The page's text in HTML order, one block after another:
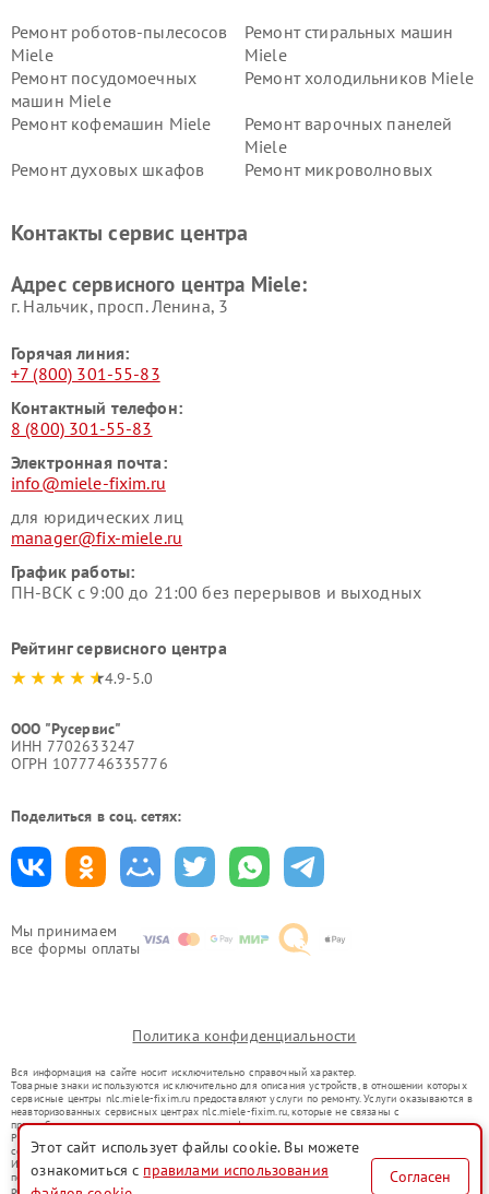
Мы принимаем
все формы оплаты
Ремонт роботов-пылесосов
Miele
Ремонт стиральных машин
Miele
Ремонт посудомоечных
машин Miele
Ремонт холодильников Miele
Ремонт кофемашин Miele
Ремонт варочных панелей
Miele
Ремонт духовых шкафов
Ремонт микроволновых
Miele
Miele
пылесосов Miele
Контакты сервис центра
Адрес сервисного центра Miele:
г. Нальчик, просп. Ленина, 3
Горячая линия:
+7 (800) 301-55-83
Контактный телефон:
8 (800) 301-55-83
Электронная почта:
info@miele-fixim.ru
для юридических лиц
manager@fix-miele.ru
График работы:
ПН-ВСК с 9:00 до 21:00 без перерывов и выходных
Рейтинг сервисного центра
4.9-5.0
ООО "Русервис"
ИНН 7702633247
ОГРН 1077746335776
Поделиться в соц. сетях:
Политика конфиденциальности
Вся информация на сайте носит исключительно справочный характер.
Товарные знаки используются исключительно для описания устройств, в отношении которых
сервисные центры nlc.miele-fixim.ru предоставляют услуги по ремонту. Услуги оказываются в
неавторизованных сервисных центрах nlc.miele-fixim.ru, которые не связаны с
правообладателями товарных знаков или их официальными представителями.
Ремонт осуществляется для устройств, уже введенных в гражданский оборот в соответствии
со статьей 1487 ГК РФ.
Использование товарных знаков не преследует цели индивидуализации услуг или введения
потребителей в заблуждение, а служит для информирования о предоставляемых услугах по
ремонту техники указанных брендов.
Этот сайт использует файлы cookie. Вы можете
ознакомиться с правилами использования
Согласен